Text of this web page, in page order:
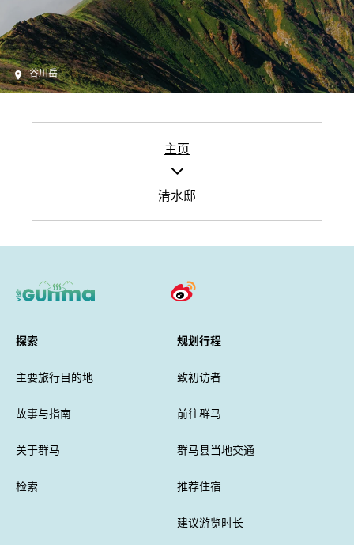
谷川岳
主页
清水邸
探索
主要旅行目的地
故事与指南
关于群马
检索
规划行程
致初访者
前往群马
群马县当地交通
推荐住宿
建议游览时长